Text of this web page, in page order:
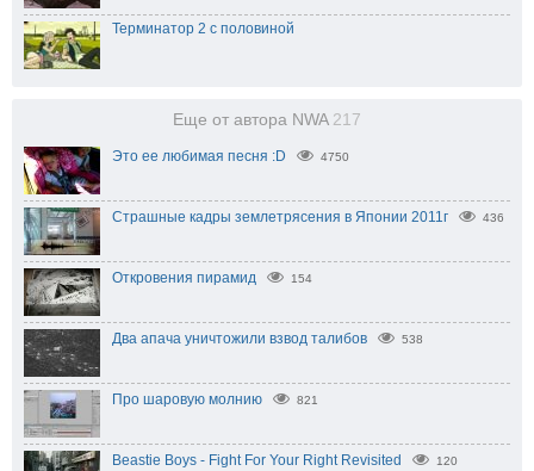
Терминатор 2 с половиной
Еще от автора NWA 217
Это ее любимая песня :D 4750
Страшные кадры землетрясения в Японии 2011г 436
Откровения пирамид 154
Два апача уничтожили взвод талибов 538
Про шаровую молнию 821
Beastie Boys - Fight For Your Right Revisited 120